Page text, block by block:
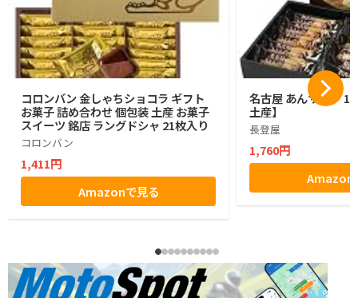
コロンバン 金しゃちショコラ ギフト
お菓子 詰め合わせ 個包装 土産 お菓子
スイーツ 銘店 ラングドシャ 21枚入り
コロンバン
1,411円
Amazonで見る
名古屋 あんサンド
土産】
長登屋
1,760円
Amazon